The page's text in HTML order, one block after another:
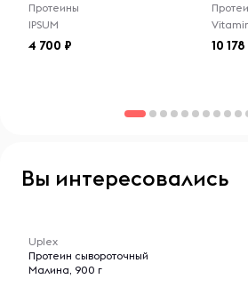
Протеины
IPSUM
4 700 10 178
Вы интересовались
Uplex
Протеин сывороточный
Малина, 900 г